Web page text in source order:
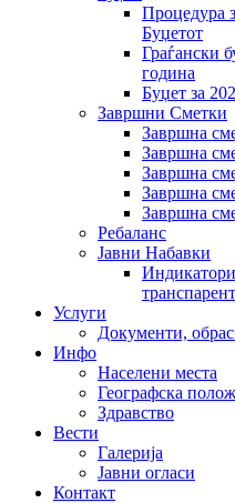
Процедура
Буџетот
Граѓански
година
Буџет за
Завршни Сметки
Завршна
Завршна
Завршна
Завршна
Завршна
Ребаланс
Јавни Набавки
Услуги
Документи,
Инфо
Населени места
Географска
Здравство
Вести
Галеријa
Јавни огласи
Контакт